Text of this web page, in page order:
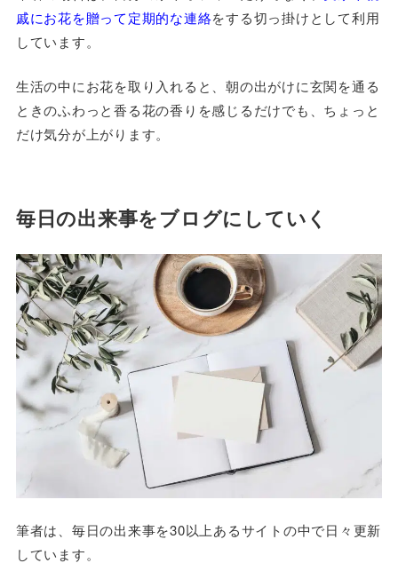
戚にお花を贈って定期的な連絡をする切っ掛けとして利用
しています。
生活の中にお花を取り入れると、朝の出がけに玄関を通る
ときのふわっと香る花の香りを感じるだけでも、ちょっと
だけ気分が上がります。
毎日の出来事をブログにしていく
筆者は、毎日の出来事を30以上あるサイトの中で日々更新
しています。